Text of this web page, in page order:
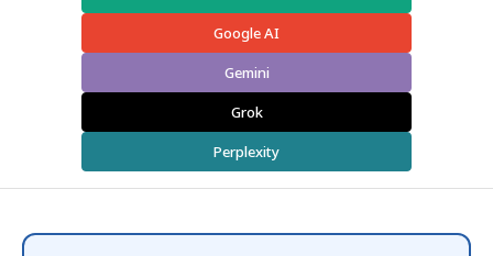
Google AI
Gemini
Grok
Perplexity